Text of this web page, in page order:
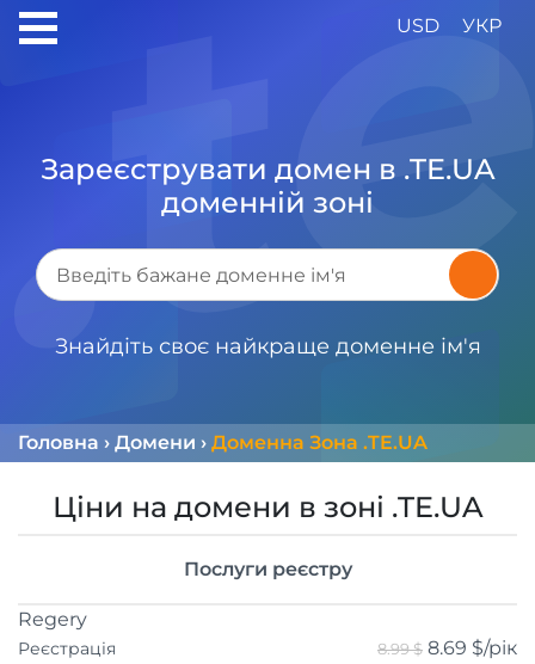
USD УКР
Зареєструвати домен в .TE.UA
доменній зоні
Знайдіть своє найкраще доменне ім'я
Головна › Домени › Доменна Зона .TE.UA
Ціни на домени в зоні .TE.UA
Послуги реєстру
Regery
Реєстрація 8.99 $ 8.69 $/рік